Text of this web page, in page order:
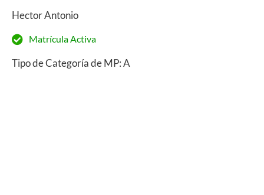
Hector Antonio
Matrícula Activa
Tipo de Categoría de MP: A